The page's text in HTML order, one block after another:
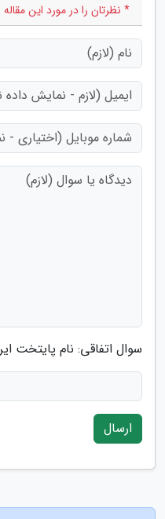
* نظرتان را در مورد این مقاله
سوال اتفاقی: نام پایتخت
ارسال